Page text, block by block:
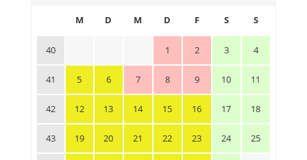
M D M D F S S
40 1 2 3 4
41 5 6 7 8 9 10 11
42 12 13 14 15 16 17 18
43 19 20 21 22 23 24 25